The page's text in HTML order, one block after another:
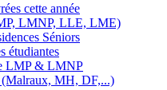
cette année
LMNP, LLE, LME)
Séniors
étudiantes
LMP & LMNP
MH, DF,...)